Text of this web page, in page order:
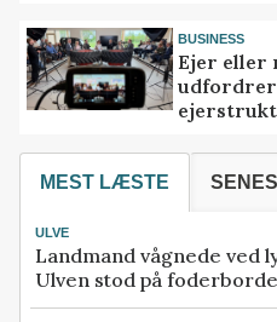
BUSINESS
Ejer eller
MEST LÆSTE
ULVE
Landmand vågnede ved
Ulven stod på